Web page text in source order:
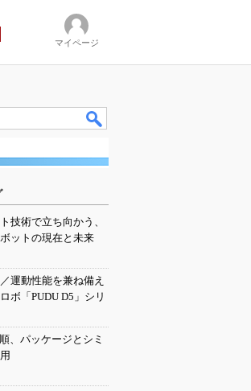
マイページ
技術で立ち向かう、
ットの現在と未来
運動性能を兼ね備え
ボ「PUDU D5」シリ
、パッケージとシミ